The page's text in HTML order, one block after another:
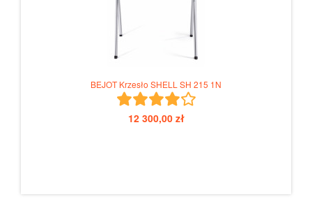
BEJOT Krzesło SHELL SH 215 1N
12 300,00 zł